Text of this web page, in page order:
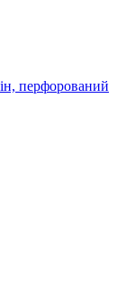
перфорований